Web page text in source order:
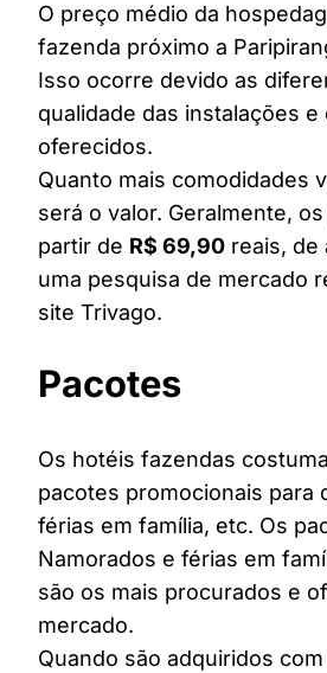
O preço médio da
fazenda próximo a
Isso ocorre devido as
qualidade das instalações
oferecidos.
Quanto mais comodidades
será o valor. Geralmente,
partir de R$ 69,90 reais, de
uma pesquisa de mercado
site Trivago.
Pacotes
Os hotéis fazendas
pacotes promocionais para
férias em família, etc. Os
Namorados e férias em
são os mais procurados e
mercado.
Quando são adquiridos